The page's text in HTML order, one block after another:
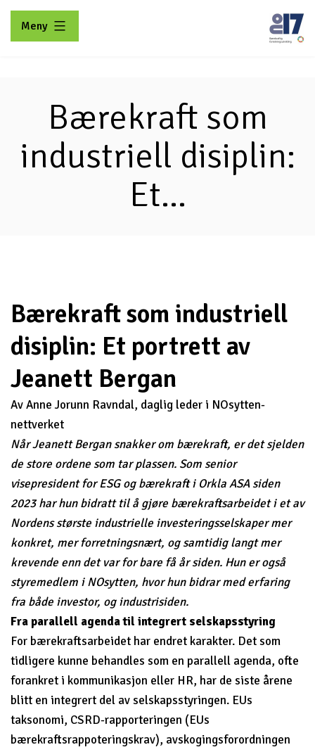
Gå
Meny
Bærekraft som
industriell disiplin:
Et...
Bærekraft som industriell
disiplin: Et portrett av
Jeanett Bergan
Av Anne Jorunn Ravndal, daglig leder i NOsytten-
nettverket
Når Jeanett Bergan snakker om bærekraft, er det sjelden
de store ordene som tar plassen. Som senior
visepresident for ESG og bærekraft i Orkla ASA siden
2023 har hun bidratt til å gjøre bærekraftsarbeidet i et av
Nordens største industrielle investeringsselskaper mer
konkret, mer forretningsnært, og samtidig langt mer
krevende enn det var for bare få år siden. Hun er også
styremedlem i NOsytten, hvor hun bidrar med erfaring
fra både investor, og industrisiden.
Fra parallell agenda til integrert selskapsstyring
For bærekraftsarbeidet har endret karakter. Det som
tidligere kunne behandles som en parallell agenda, ofte
forankret i kommunikasjon eller HR, har de siste årene
blitt en integrert del av selskapsstyringen. EUs
taksonomi, CSRD-rapporteringen (EUs
bærekraftsrappoteringskrav), avskogingsforordningen